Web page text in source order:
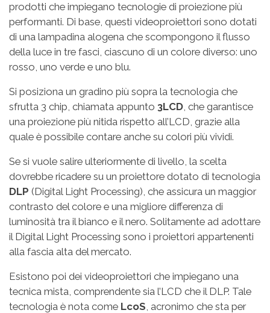
prodotti che impiegano tecnologie di proiezione più
performanti. Di base, questi videoproiettori sono dotati
di una lampadina alogena che scompongono il flusso
della luce in tre fasci, ciascuno di un colore diverso: uno
rosso, uno verde e uno blu.
Si posiziona un gradino più sopra la tecnologia che
sfrutta 3 chip, chiamata appunto 3LCD, che garantisce
una proiezione più nitida rispetto all’LCD, grazie alla
quale è possibile contare anche su colori più vividi.
Se si vuole salire ulteriormente di livello, la scelta
dovrebbe ricadere su un proiettore dotato di tecnologia
DLP (Digital Light Processing), che assicura un maggior
contrasto del colore e una migliore differenza di
luminosità tra il bianco e il nero. Solitamente ad adottare
il Digital Light Processing sono i proiettori appartenenti
alla fascia alta del mercato.
Esistono poi dei videoproiettori che impiegano una
tecnica mista, comprendente sia l’LCD che il DLP. Tale
tecnologia è nota come LcoS, acronimo che sta per